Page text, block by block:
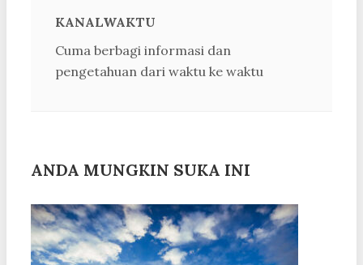
KANALWAKTU
Cuma berbagi informasi dan
pengetahuan dari waktu ke waktu
ANDA MUNGKIN SUKA INI